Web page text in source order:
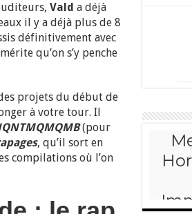
Vald a déjà
il y a déjà plus de 8
définitivement avec
qu’on s’y penche
projets du début de
à votre tour. Il
(pour
, qu’il sort en
compilations où l’on